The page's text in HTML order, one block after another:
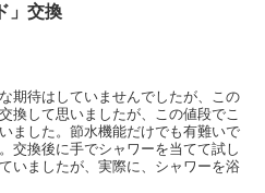
」交換
期待はしていませんでしたが、この
換して思いましたが、この値段でこ
ました。節水機能だけでも有難いで
交換後に手でシャワーを当てて試し
いましたが、実際に、シャワーを浴